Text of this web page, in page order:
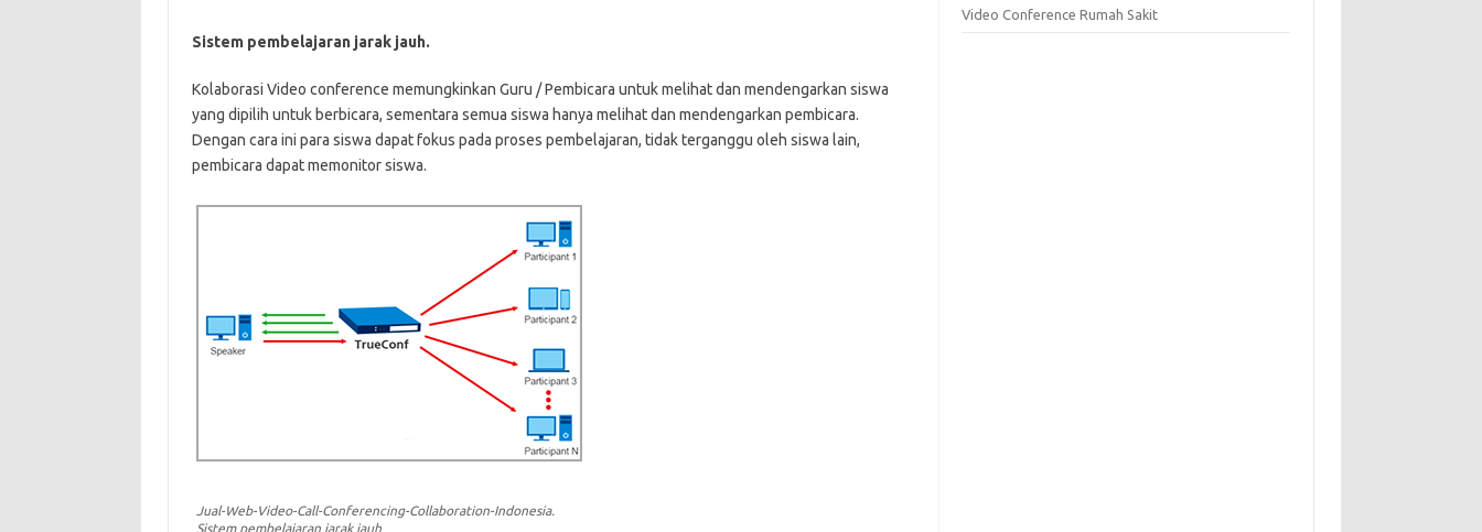
Sistem pembelajaran jarak jauh.
Kolaborasi Video conference memungkinkan Guru / Pembicara untuk melihat dan mendengarkan siswa
yang dipilih untuk berbicara, sementara semua siswa hanya melihat dan mendengarkan pembicara.
Dengan cara ini para siswa dapat fokus pada proses pembelajaran, tidak terganggu oleh siswa lain,
pembicara dapat memonitor siswa.
Jual-Web-Video-Call-Conferencing-Collaboration-Indonesia.
Sistem pembelajaran jarak jauh
Video Conference Rumah Sakit